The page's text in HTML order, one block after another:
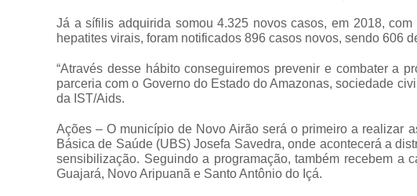
Já a sífilis adquirida somou 4.325 novos casos, em 2018,
hepatites virais, foram notificados 896 casos novos, sendo 606
“Através desse hábito conseguiremos prevenir e combater a
parceria com o Governo do Estado do Amazonas, sociedade
da IST/Aids.
Ações – O município de Novo Airão será o primeiro a realizar
Básica de Saúde (UBS) Josefa Savedra, onde acontecerá a
sensibilização. Seguindo a programação, também recebem a
Guajará, Novo Aripuanã e Santo Antônio do Içá.